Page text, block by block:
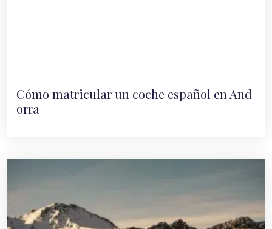
Cómo matricular un coche español en And
orra